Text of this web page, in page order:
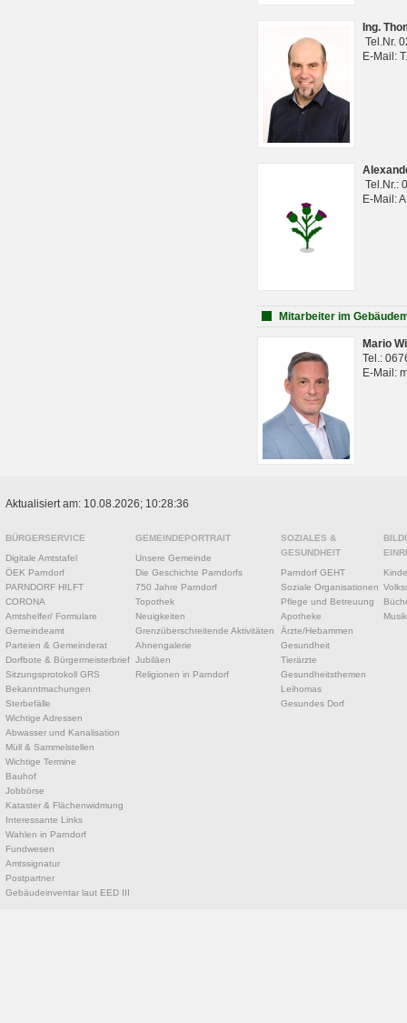
Ing.
Tel.Nr.
E-Mail:
Tel.Nr.:
E-Mail:
Mitarbeiter im
Mario
Tel.:
E-Mail:
Aktualisiert am: 10.08.2026; 10:28:36
BÜRGERSERVICE
Digitale Amtstafel
ÖEK Parndorf
PARNDORF HILFT
CORONA
Amtshelfer/ Formulare
Gemeindeamt
Parteien & Gemeinderat
Dorfbote & Bürgermeisterbrief
Sitzungsprotokoll GRS
Bekanntmachungen
Sterbefälle
Wichtige Adressen
Abwasser und Kanalisation
Müll & Sammelstellen
Wichtige Termine
Bauhof
Jobbörse
Kataster & Flächenwidmung
Interessante Links
Wahlen in Parndorf
Fundwesen
Amtssignatur
Postpartner
Gebäudeinventar laut EED III
GEMEINDEPORTRAIT
Unsere Gemeinde
Die Geschichte Parndorfs
750 Jahre Parndorf
Topothek
Neuigkeiten
Grenzüberschreitende Aktivitäten
Ahnengalerie
Jubiläen
Religionen in Parndorf
SOZIALES &
GESUNDHEIT
Parndorf GEHT
Soziale Organisationen
Pflege und Betreuung
Apotheke
Ärzte/Hebammen
Gesundheit
Tierärzte
Gesundheitsthemen
Leihomas
Gesundes Dorf